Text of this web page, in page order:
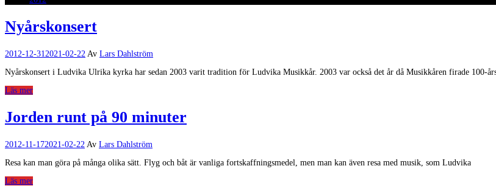
Nyårskonsert
2012-12-31 2021-02-22 Av Lars Dahlström
Nyårskonsert i Ludvika Ulrika kyrka har sedan 2003 varit tradition för Ludvika Musikkår. 2003 var också det år då Musikkåren firade 100-
Läs mer
Jorden runt på 90 minuter
2012-11-172021-02-22 Av Lars Dahlström
Resa kan man göra på många olika sätt. Flyg och båt är vanliga fortskaffningsmedel, men man kan även resa med musik, som Ludvika
Läs mer